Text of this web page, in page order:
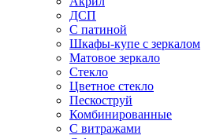
ДСП
С патиной
Шкафы-купе с зеркалом
Матовое зеркало
Стекло
Цветное стекло
Пескоструй
Комбинированные
С витражами